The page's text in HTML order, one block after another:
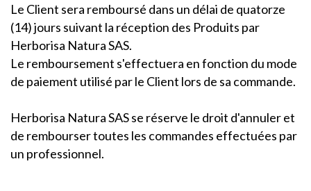
Le Client sera remboursé dans un délai de quatorze
(14) jours suivant la réception des Produits par
Herborisa Natura SAS.
Le remboursement s'effectuera en fonction du mode
de paiement utilisé par le Client lors de sa commande.
Herborisa Natura SAS se réserve le droit d'annuler et
de rembourser toutes les commandes effectuées par
un professionnel.